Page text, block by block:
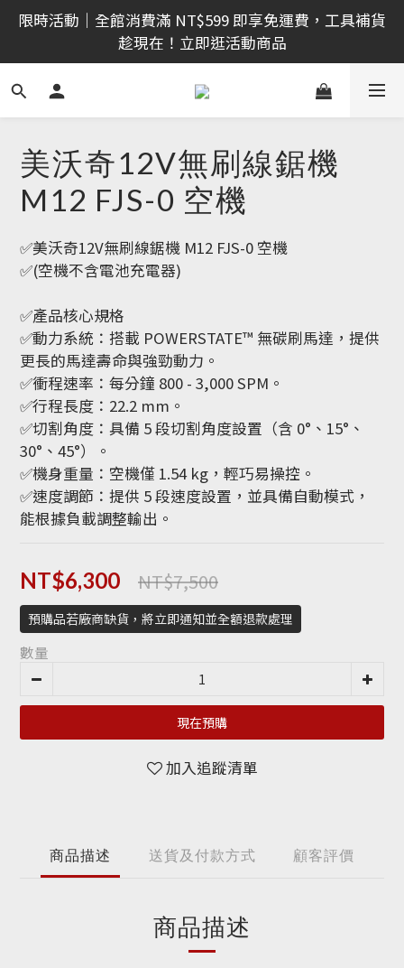
限時活動｜全館消費滿 NT$599 即享免運費，工具補貨
趁現在！立即逛活動商品
限時活動｜全館消費滿 NT$599 即享免運費，工具補貨
趁現在！立即逛活動商品
🔧 DIY 夢想實現家！入門工具組，新手也能輕鬆上手
※加入會員※
🔨 電動工具熱銷中！馬力強勁，助您輕鬆完成任務 ※
加入會員※
限時活動｜全館消費滿 NT$599 即享免運費，工具補貨
美沃奇12V無刷線鋸機
M12 FJS-0 空機
✅美沃奇12V無刷線鋸機 M12 FJS-0 空機
✅(空機不含電池充電器)
✅產品核心規格
✅動力系統：搭載 POWERSTATE™ 無碳刷馬達，提供
更長的馬達壽命與強勁動力。
✅衝程速率：每分鐘 800 - 3,000 SPM。
✅行程長度：22.2 mm。
✅切割角度：具備 5 段切割角度設置（含 0°、15°、
30°、45°）。
✅機身重量：空機僅 1.54 kg，輕巧易操控。
✅速度調節：提供 5 段速度設置，並具備自動模式，
能根據負載調整輸出。
NT$6,300 NT$7,500
預購品若廠商缺貨，將立即通知並全額退款處理
數量
現在預購
加入追蹤清單
商品描述 送貨及付款方式 顧客評價
商品描述